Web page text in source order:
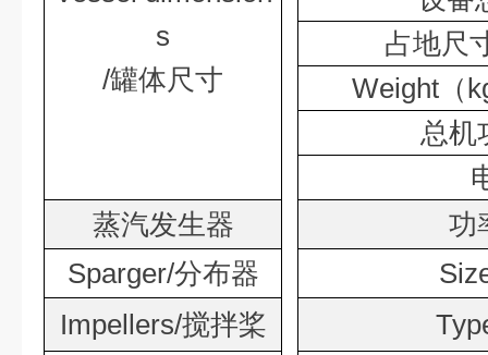
s
/罐体尺寸
占地尺
Weight（
总机
蒸汽发生器
功
Sparger/分布器
Impellers/搅拌桨